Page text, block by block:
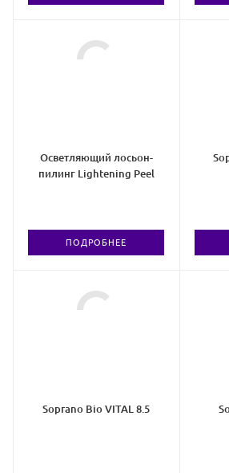
Осветляющий лосьон-
пилинг Lightening Peel
ПОДРОБНЕЕ
Soprano Bio VITAL 8.5